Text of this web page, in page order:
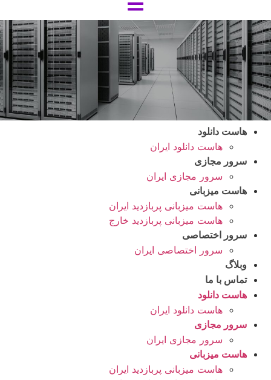
هاست دانلود
هاست دانلود ایران
سرور مجازی
سرور مجازی ایران
هاست میزبانی
هاست میزبانی پربازدید ایران
هاست میزبانی پربازدید خارج
سرور اختصاصی
سرور اختصاصی ایران
وبلاگ
تماس با ما
هاست دانلود
هاست دانلود ایران
سرور مجازی
سرور مجازی ایران
هاست میزبانی
هاست میزبانی پربازدید ایران